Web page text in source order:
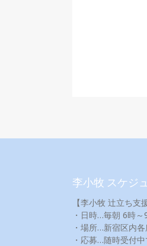
李小牧 スケジ
【李小牧 辻立ち支
・日時…毎朝 6時～
・場所…新宿区内
・応募…随時受付中